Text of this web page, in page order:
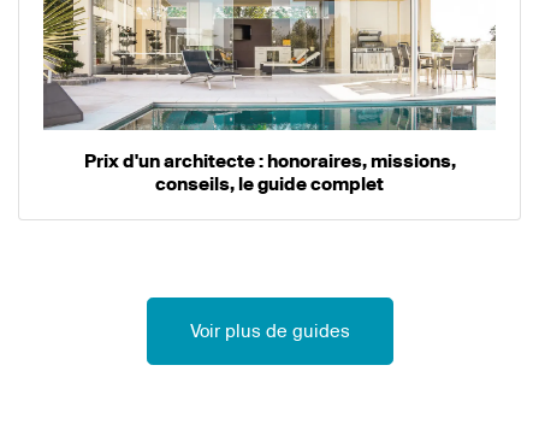
Prix d'un architecte : honoraires, missions,
conseils, le guide complet
Voir plus de guides